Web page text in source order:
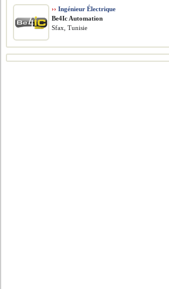
›› Ingénieur Électrique
Be4Ic Automation
Sfax, Tunisie